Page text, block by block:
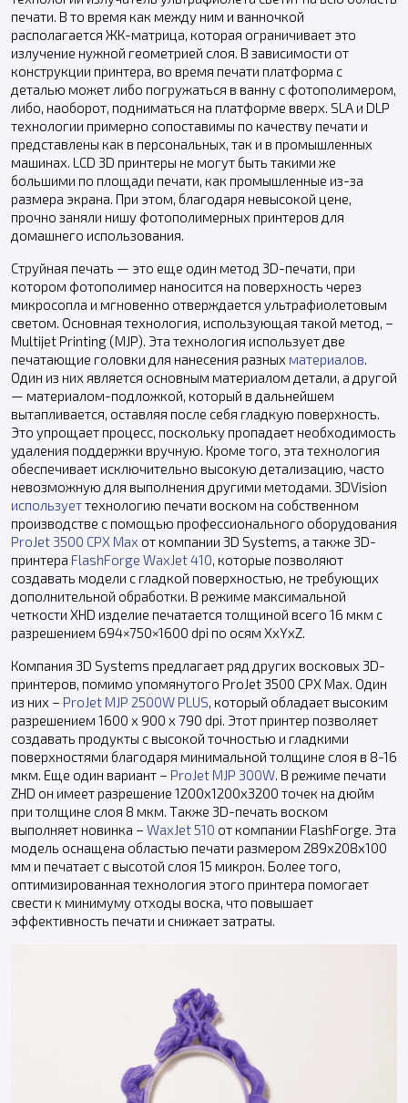
печати. В то время как между ним и ванночкой
располагается ЖК-матрица, которая ограничивает это
излучение нужной геометрией слоя. В зависимости от
конструкции принтера, во время печати платформа с
деталью может либо погружаться в ванну с фотополимером,
либо, наоборот, подниматься на платформе вверх. SLA и DLP
технологии примерно сопоставимы по качеству печати и
представлены как в персональных, так и в промышленных
машинах. LCD 3D принтеры не могут быть такими же
большими по площади печати, как промышленные из-за
размера экрана. При этом, благодаря невысокой цене,
прочно заняли нишу фотополимерных принтеров для
домашнего использования.
Струйная печать — это еще один метод 3D-печати, при
котором фотополимер наносится на поверхность через
микросопла и мгновенно отверждается ультрафиолетовым
светом. Основная технология, использующая такой метод, –
Multijet Printing (MJP). Эта технология использует две
печатающие головки для нанесения разных материалов
Один из них является основным материалом детали, а другой
— материалом-подложкой, который в дальнейшем
вытапливается, оставляя после себя гладкую поверхность.
Это упрощает процесс, поскольку пропадает необходимость
удаления поддержки вручную. Кроме того, эта технология
обеспечивает исключительно высокую детализацию, часто
невозможную для выполнения другими методами. 3DVision
используеттехнологию печати воском на собственном
производстве с помощью профессионального оборудования
ProJet 3500 CPX Max от компании 3D Systems, а также 3D-
принтера FlashForge WaxJet 410 , которые позволяют
создавать модели с гладкой поверхностью, не требующих
дополнительной обработки. В режиме максимальной
четкости XHD изделие печатается толщиной всего 16 мкм с
разрешением 694×750×1600 dpi по осям XхYхZ.
Компания 3D Systems предлагает ряд других восковых 3D-
принтеров, помимо упомянутого ProJet 3500 CPX Max. Один
из них – ProJet MJP 2500W PLUS , который обладает высоким
разрешением 1600 x 900 x 790 dpi. Этот принтер позволяет
создавать продукты с высокой точностью и гладкими
поверхностями благодаря минимальной толщине слоя в 8-16
мкм. Еще один вариант – ProJet MJP 300W . В режиме печати
ZHD он имеет разрешение 1200x1200x3200 точек на дюйм
при толщине слоя 8 мкм. Также 3D-печать воском
выполняет новинка – WaxJet 510 от компании FlashForge. Эта
модель оснащена областью печати размером 289х208х100
мм и печатает с высотой слоя 15 микрон. Более того,
оптимизированная технология этого принтера помогает
свести к минимуму отходы воска, что повышает
эффективность печати и снижает затраты.